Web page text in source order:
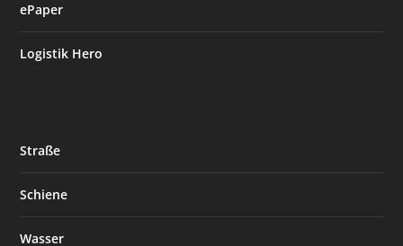
ePaper
Logistik Hero
Straße
Schiene
Wasser